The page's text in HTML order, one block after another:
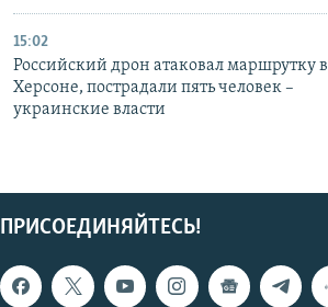
15:02
Российский дрон атаковал маршрутку в
Херсоне, пострадали пять человек –
украинские власти
ПРИСОЕДИНЯЙТЕСЬ!